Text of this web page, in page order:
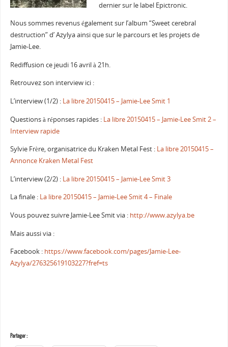
dernier sur le label Epictronic.
Nous sommes revenus également sur l’album “Sweet cerebral
destruction” d’ Azylya ainsi que sur le parcours et les projets de
Jamie-Lee.
Rediffusion ce jeudi 16 avril à 21h.
Retrouvez son interview ici :
L’interview (1/2) : La libre 20150415 – Jamie-Lee Smit 1
Questions à réponses rapides : La libre 20150415 – Jamie-Lee Smit 2 –
Interview rapide
Sylvie Frère, organisatrice du Kraken Metal Fest : La libre 20150415 –
Annonce Kraken Metal Fest
L’interview (2/2) : La libre 20150415 – Jamie-Lee Smit 3
La finale : La libre 20150415 – Jamie-Lee Smit 4 – Finale
Vous pouvez suivre Jamie-Lee Smit via : http://www.azylya.be
Mais aussi via :
Facebook :https://www.facebook.com/pages/Jamie-Lee-
Azylya/276325619103227?fref=ts
Partager :